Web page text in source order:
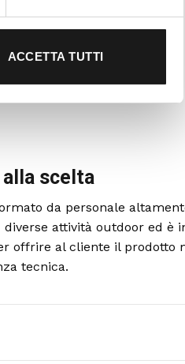
ACCETTA TUTTI
scelta
da personale
attività outdoor ed è
offrire al cliente il prodotto
tecnica.